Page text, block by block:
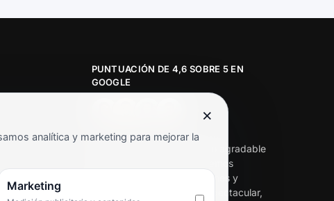
PUNTUACIÓN DE 4,6 SOBRE 5 EN
GOOGLE
★★★★★
«Servicio de calidad y trato agradable
con precios excelentes. Hemos
comprado en varias ocasiones y
siempre dan respuesta. Espectacular,
×
analítica y marketing para mejorar la
Marketing